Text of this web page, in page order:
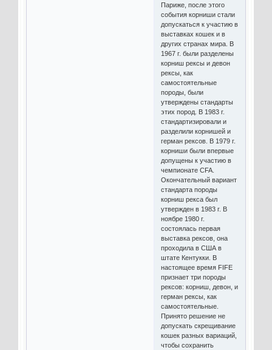
Париже, после этого
события корниши стали
допускаться к участию в
выставках кошек и в
других странах мира. В
1967 г. были разделены
корниш рексы и девон
рексы, как
самостоятельные
породы, были
утверждены стандарты
этих пород. В 1983 г.
стандартизировали и
разделили корнишей и
герман рексов. В 1979 г.
корниши были впервые
допущены к участию в
чемпионате CFA.
Окончательный вариант
стандарта породы
корниш рекса был
утвержден в 1983 г. В
ноябре 1980 г.
состоялась первая
выставка рексов, она
проходила в США в
штате Кентукки. В
настоящее время FIFE
признает три породы
рексов: корниш, девон, и
герман рексы, как
самостоятельные.
Принято решение не
допускать скрещивание
кошек разных вариаций,
чтобы сохранить